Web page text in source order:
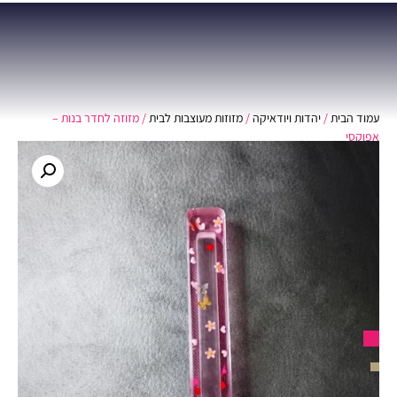
עמוד הבית/ יהדות ויודאיקה/ מזוזות מעוצבות לבית/ מזוזה לחדר בנות –
אפוקסי